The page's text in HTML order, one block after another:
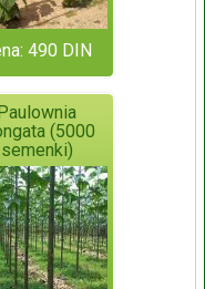
490 DIN
(5000
semenki)